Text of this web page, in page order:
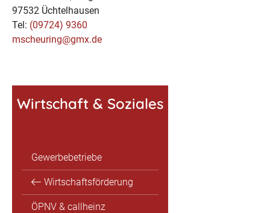
97532 Üchtelhausen
Tel: (09724) 9360
mscheuring@gmx.de
Wirtschaft & Soziales
Gewerbebetriebe
Wirtschaftsförderung
ÖPNV & callheinz